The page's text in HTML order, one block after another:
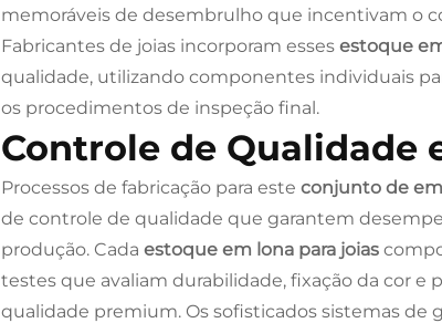
memoráveis de desembrulho que incentivam o
Fabricantes de joias incorporam esses estoque
qualidade, utilizando componentes individuais
os procedimentos de inspeção final.
Controle de Qualidade
Processos de fabricação para este conjunto de
de controle de qualidade que garantem
produção. Cada estoque em lona para joias
testes que avaliam durabilidade, fixação da cor
qualidade premium. Os sofisticados sistemas de